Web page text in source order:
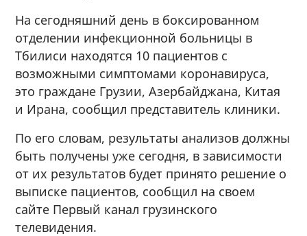
На сегодняшний день в боксированном
отделении инфекционной больницы в
Тбилиси находятся 10 пациентов с
возможными симптомами коронавируса,
это граждане Грузии, Азербайджана, Китая
и Ирана, сообщил представитель клиники.
По его словам, результаты анализов должны
быть получены уже сегодня, в зависимости
от их результатов будет принято решение о
выписке пациентов, сообщил на своем
сайте Первый канал грузинского
телевидения.